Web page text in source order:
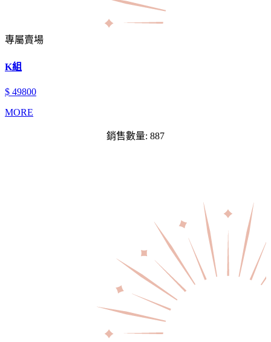
專屬賣場
K組
$ 49800
MORE
銷售數量: 887